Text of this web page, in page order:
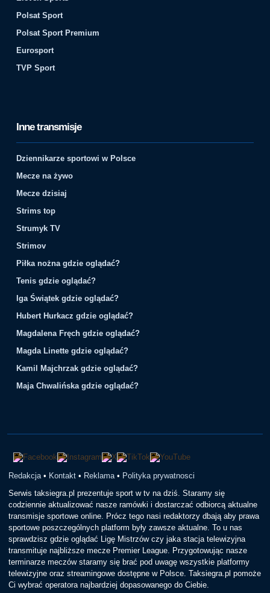
Polsat Sport
Polsat Sport Premium
Eurosport
TVP Sport
Inne transmisje
Dziennikarze sportowi w Polsce
Mecze na żywo
Mecze dzisiaj
Strims top
Strumyk TV
Strimov
Piłka nożna gdzie oglądać?
Tenis gdzie oglądać?
Iga Świątek gdzie oglądać?
Hubert Hurkacz gdzie oglądać?
Magdalena Fręch gdzie oglądać?
Magda Linette gdzie oglądać?
Kamil Majchrzak gdzie oglądać?
Maja Chwalińska gdzie oglądać?
Redakcja • Kontakt • Reklama • Polityka prywatnosci
Serwis taksiegra.pl prezentuje sport w tv na dziś. Staramy się
codziennie aktualizować nasze ramówki i dostarczać odbiorcą aktualne
transmisje sportowe online. Prócz tego nasi redaktorzy dbają aby prawa
sportowe poszczególnych platform były zawsze aktualne. To u nas
sprawdzisz gdzie oglądać Ligę Mistrzów czy jaka stacja telewizyjna
transmituje najbliższe mecze Premier League. Przygotowując nasze
terminarze meczów staramy się brać pod uwagę wszystkie platformy
telewizyjne oraz streamingowe dostępne w Polsce. Taksiegra.pl pomoże
Ci wybrać operatora najbardziej dopasowanego do Ciebie.